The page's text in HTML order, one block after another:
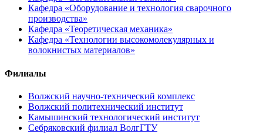
Кафедра «Оборудование и технология сварочного
производства»
Кафедра «Теоретическая механика»
Кафедра «Технологии высокомолекулярных и
волокнистых материалов»
Филиалы
Волжский научно-технический комплекс
Волжский политехнический институт
Камышинский технологический институт
Себряковский филиал ВолгГТУ